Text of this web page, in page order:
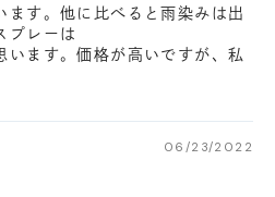
ます。他に比べると雨染みは出
プレーは
います。価格が高いですが、私
06/23/2022